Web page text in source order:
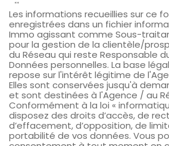
**
Les informations recueillies sur ce
enregistrées dans un fichier
Immo agissant comme Sous-
pour la gestion de la clientèle/
du Réseau qui reste Responsable
Données personnelles. La base
repose sur l'intérêt légitime de
Elles sont conservées jusqu'à
et sont destinées à l'Agence / au
Conformément à la loi «
disposez des droits d’accès, de
d’effacement, d’opposition, de
portabilité de vos données. Vous